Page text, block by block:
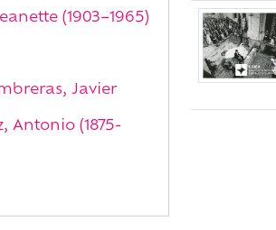
(1903–1965)
Javier
Antonio (1875-